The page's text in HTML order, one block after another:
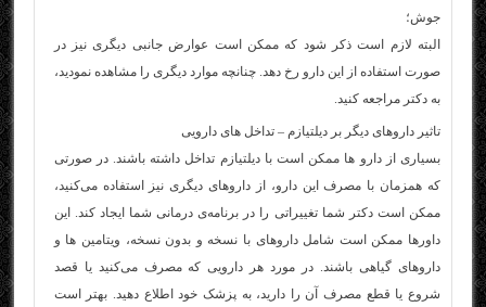
جوش؛
البته لازم است ذکر شود که ممکن است عوارض جانبی دیگری نیز در
صورت استفاده از این دارو رخ دهد. چنانچه موارد دیگری را مشاهده نمودید،
به دکتر مراجعه کنید.
تاثیر داروهای دیگر بر دیلتیازم – تداخل های دارویی
بسیاری از دارو ها ممکن است با دیلتیازم تداخل داشته باشند. در صورتی
که همزمان با مصرف این دارو، از داروهای دیگری نیز استفاده می‌کنید،
ممکن است دکتر شما تغییراتی را در برنامه‌ی درمانی شما ایجاد کند. این
داورها ممکن است شامل داروهای با نسخه و بدون نسخه، ویتامین ها و
داروهای گیاهی باشند. در مورد هر دارویی که مصرف می‌کنید یا قصد
شروع یا قطع مصرف آن را دارید، به پزشک خود اطلاع دهید. بهتر است